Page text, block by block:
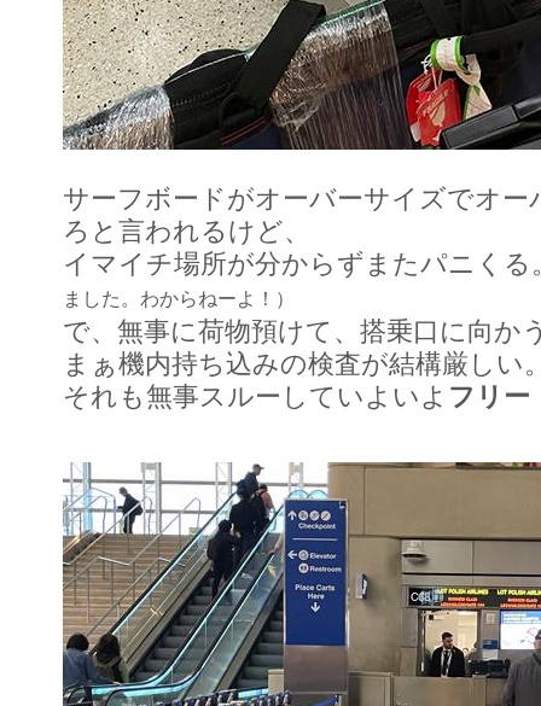
サーフボードがオーバーサイズでオー
ろと言われるけど、
イマイチ場所が分からずまたパニくる
ました。わからねーよ！）
で、無事に荷物預けて、搭乗口に向か
まぁ機内持ち込みの検査が結構厳しい
それも無事スルーしていよいよ フリー